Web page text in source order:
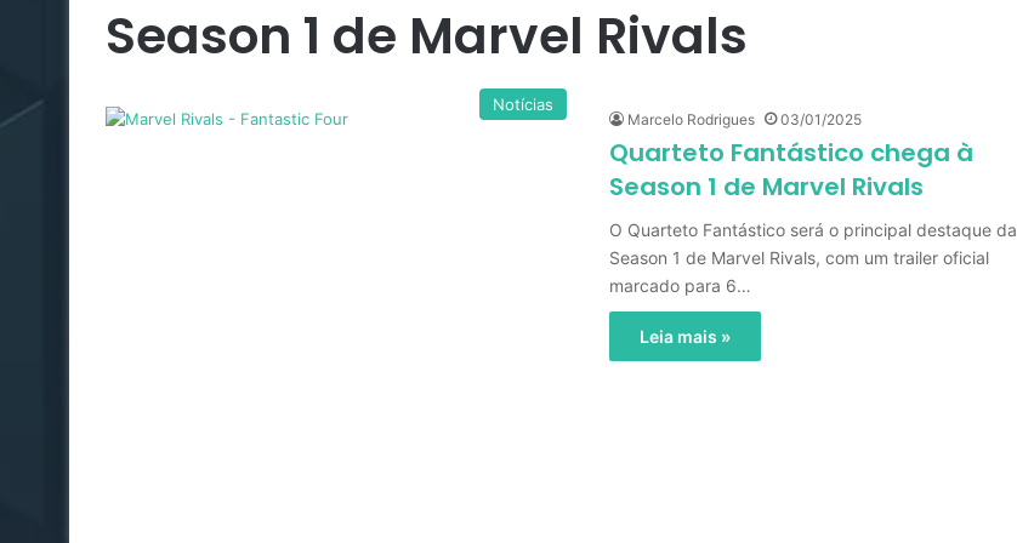
Season 1 de Marvel Rivals
Notícias
Marcelo Rodrigues 03/01/2025
Quarteto Fantástico chega à
Season 1 de Marvel Rivals
O Quarteto Fantástico será o principal destaque da
Season 1 de Marvel Rivals, com um trailer oficial
marcado para 6…
Leia mais »